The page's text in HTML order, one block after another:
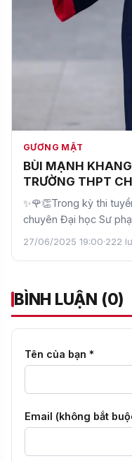
GƯƠNG MẶT
BÙI MẠNH
TRƯỜNG THPT
✨🌹👏Trong kỳ thi
chuyên Đại học Sư
Bùi Mạnh…
27/06/2025 19:00·222
BÌNH LUẬN (0)
Tên của bạn *
Email (không bắt